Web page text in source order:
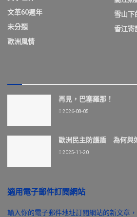
文革60週年
未分類
歐洲風情
雪山下
香江寄
再見，巴塞羅那！
2026-08-05
歐洲民主防護盾 為何與
2025-11-20
適用電子郵件訂閱網站
輸入你的電子郵件地址訂閱網站的新文章